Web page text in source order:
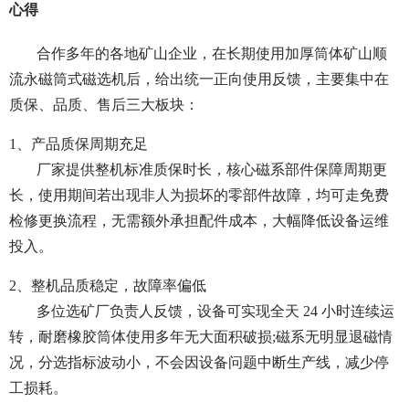
心得
合作多年的各地矿山企业，在长期使用加厚筒体矿山顺
流永磁筒式磁选机后，给出统一正向使用反馈，主要集中在
质保、品质、售后三大板块：
1、产品质保周期充足
厂家提供整机标准质保时长，核心磁系部件保障周期更
长，使用期间若出现非人为损坏的零部件故障，均可走免费
检修更换流程，无需额外承担配件成本，大幅降低设备运维
投入。
2、整机品质稳定，故障率偏低
多位选矿厂负责人反馈，设备可实现全天 24 小时连续运
转，耐磨橡胶筒体使用多年无大面积破损;磁系无明显退磁情
况，分选指标波动小，不会因设备问题中断生产线，减少停
工损耗。